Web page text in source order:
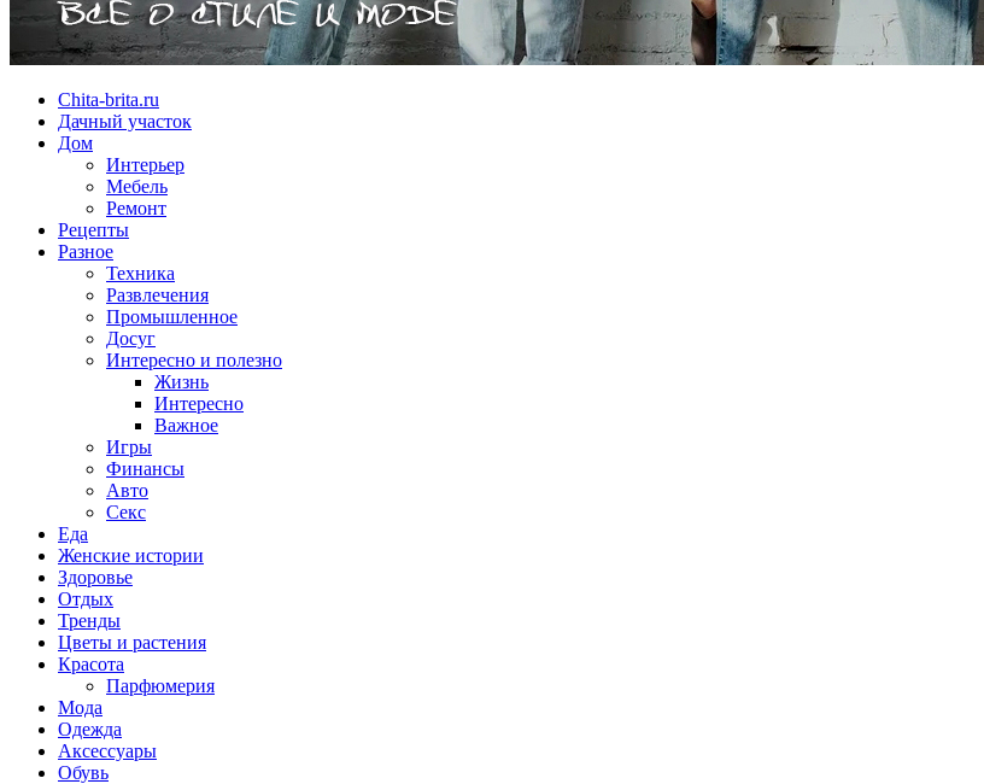
Chita-brita.ru
Дачный участок
Дом
Интерьер
Мебель
Ремонт
Рецепты
Разное
Техника
Развлечения
Промышленное
Досуг
Интересно и полезно
Жизнь
Интересно
Важное
Игры
Финансы
Авто
Секс
Еда
Женские истории
Здоровье
Отдых
Тренды
Цветы и растения
Красота
Парфюмерия
Мода
Одежда
Аксессуары
Обувь